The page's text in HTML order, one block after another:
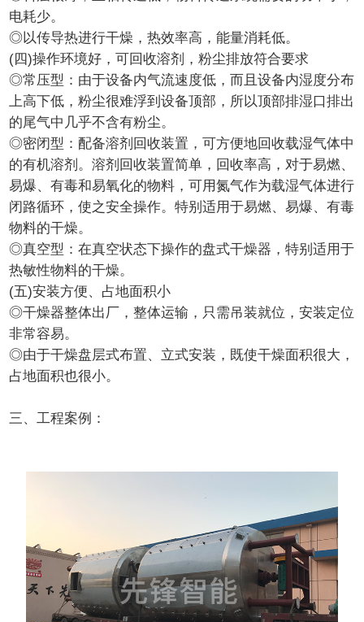
电耗少。
◎以传导热进行干燥，热效率高，能量消耗低。
(四)操作环境好，可回收溶剂，粉尘排放符合要求
◎常压型：由于设备内气流速度低，而且设备内湿度分布
上高下低，粉尘很难浮到设备顶部，所以顶部排湿口排出
的尾气中几乎不含有粉尘。
◎密闭型：配备溶剂回收装置，可方便地回收载湿气体中
的有机溶剂。溶剂回收装置简单，回收率高，对于易燃、
易爆、有毒和易氧化的物料，可用氮气作为载湿气体进行
闭路循环，使之安全操作。特别适用于易燃、易爆、有毒
物料的干燥。
◎真空型：在真空状态下操作的盘式干燥器，特别适用于
热敏性物料的干燥。
(五)安装方便、占地面积小
◎干燥器整体出厂，整体运输，只需吊装就位，安装定位
非常容易。
◎由于干燥盘层式布置、立式安装，既使干燥面积很大，
占地面积也很小。
三、工程案例：